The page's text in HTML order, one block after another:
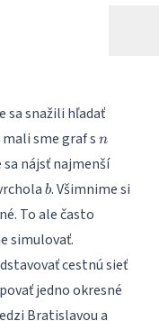
sa snažili hľadať
sme graf s n
n
nájsť najmenší
b
b. Všimnime si
To ale často
simulovať.
cestnú sieť
jedno okresné
Bratislavou a